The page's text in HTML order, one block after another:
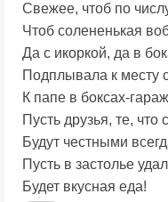
Свежее, чтоб по
Чтоб солененькая
Да с икоркой, да в
Подплывала к месту
К папе в боксах-
Пусть друзья, те, что
Будут честными
Пусть в застолье
Будет вкусная еда!